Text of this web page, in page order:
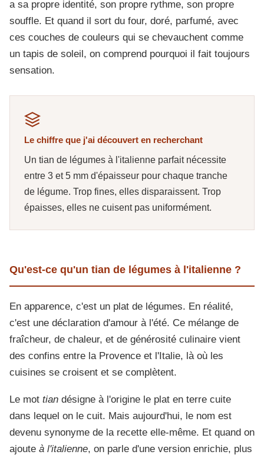
a sa propre identité, son propre rythme, son propre
souffle. Et quand il sort du four, doré, parfumé, avec
ces couches de couleurs qui se chevauchent comme
un tapis de soleil, on comprend pourquoi il fait toujours
sensation.
Le chiffre que j'ai découvert en recherchant
Un tian de légumes à l'italienne parfait nécessite
entre 3 et 5 mm d'épaisseur pour chaque tranche
de légume. Trop fines, elles disparaissent. Trop
épaisses, elles ne cuisent pas uniformément.
Qu'est-ce qu'un tian de légumes à l'italienne ?
En apparence, c'est un plat de légumes. En réalité,
c'est une déclaration d'amour à l'été. Ce mélange de
fraîcheur, de chaleur, et de générosité culinaire vient
des confins entre la Provence et l'Italie, là où les
cuisines se croisent et se complètent.
Le mot tian désigne à l'origine le plat en terre cuite
dans lequel on le cuit. Mais aujourd'hui, le nom est
devenu synonyme de la recette elle-même. Et quand on
ajoute à l'italienne, on parle d'une version enrichie, plus